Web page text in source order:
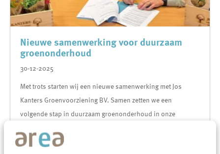
Nieuwe samenwerking voor duurzaam
groenonderhoud
30-12-2025
Met trots starten wij een nieuwe samenwerking met Jos
Kanters Groenvoorziening BV. Samen zetten we een
volgende stap in duurzaam groenonderhoud in onze
Lees